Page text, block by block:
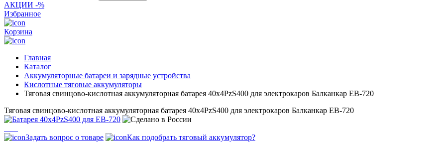
АКЦИИ -%
Избранное
Корзина
Главная
Каталог
Аккумуляторные батареи и зарядные устройства
Кислотные тяговые аккумуляторы
Тяговая свинцово-кислотная аккумуляторная батарея 40х4PzS400 для электрокаров Балканкар ЕВ-720
Тяговая свинцово-кислотная аккумуляторная батарея 40х4PzS400 для электрокаров Балканкар ЕВ-720
Задать вопрос о товаре Как подобрать тяговый аккумулятор?